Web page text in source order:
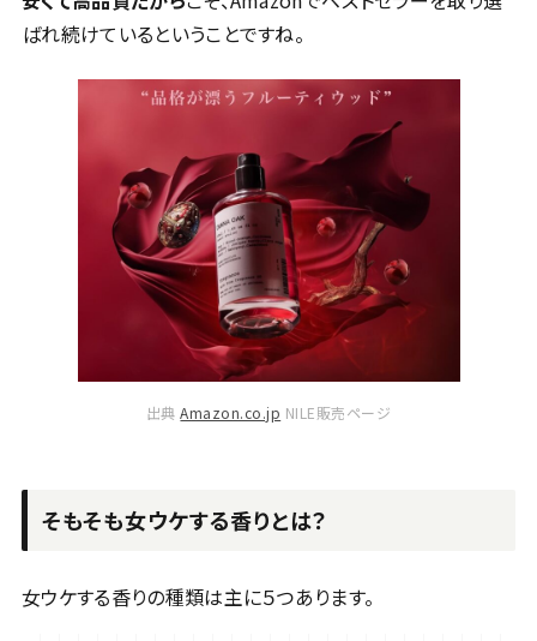
ばれ続けているということですね。
出典Amazon.co.jp NILE販売ページ
そもそも女ウケする香りとは？
女ウケする香りの種類は主に５つあります。